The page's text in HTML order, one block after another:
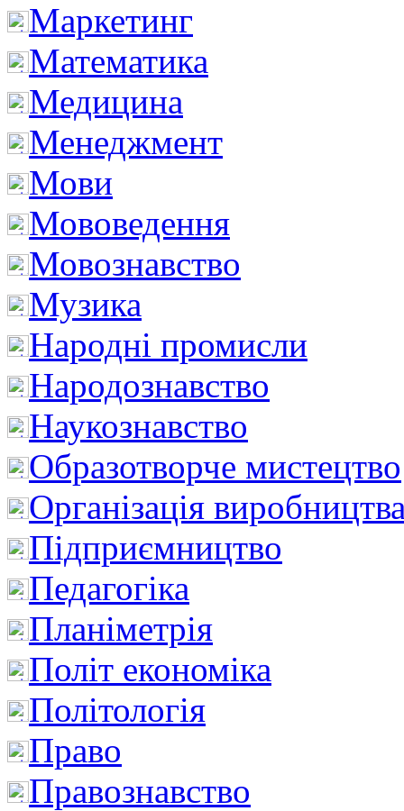
Маркетинг
Математика
Медицина
Менеджмент
Мови
Мововедення
Мовознавство
Музика
Народні промисли
Народознавство
Наукознавство
Образотворче мистецтво
Організація
Підприємництво
Педагогіка
Планіметрія
Політ економіка
Політологія
Право
Правознавство